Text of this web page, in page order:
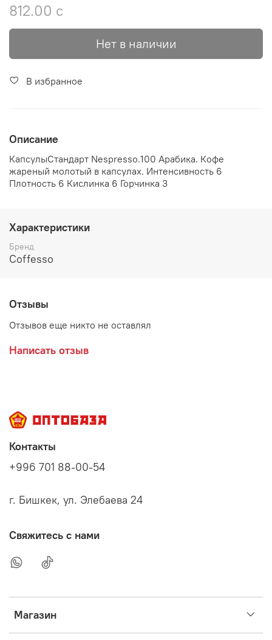
812.00 с
Нет в наличии
В избранное
Описание
КапсулыСтандарт Nespresso.100 Арабика. Кофе
жареный молотый в капсулах. Интенсивность 6
Плотность 6 Кислинка 6 Горчинка 3
Характеристики
Бренд
Coffesso
Отзывы
Отзывов еще никто не оставлял
Написать отзыв
Магазин
Контакты
+996 701 88-00-54
г. Бишкек, ул. Элебаева 24
Свяжитесь с нами